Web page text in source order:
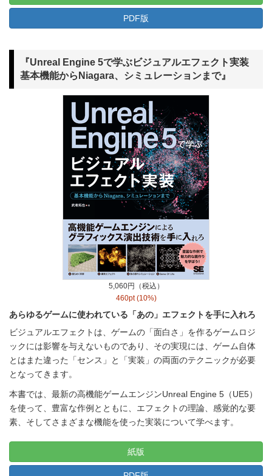
PDF版
『Unreal Engine 5で学ぶビジュアルエフェクト実装
基本機能からNiagara、シミュレーションまで』
5,060円（税込）
460pt (10%)
あらゆるゲームに使われている「あの」エフェクトを手に入れろ
ビジュアルエフェクトは、ゲームの「面白さ」を作るゲームロジ
ックには影響を与えないものであり、その実現には、ゲーム自体
とはまた違った「センス」と「実装」の両面のテクニックが必要
となってきます。
本書では、最新の高機能ゲームエンジンUnreal Engine 5（UE5）
を使って、豊富な作例とともに、エフェクトの理論、感覚的な要
素、そしてさまざまな機能を使った実装について学べます。
紙版